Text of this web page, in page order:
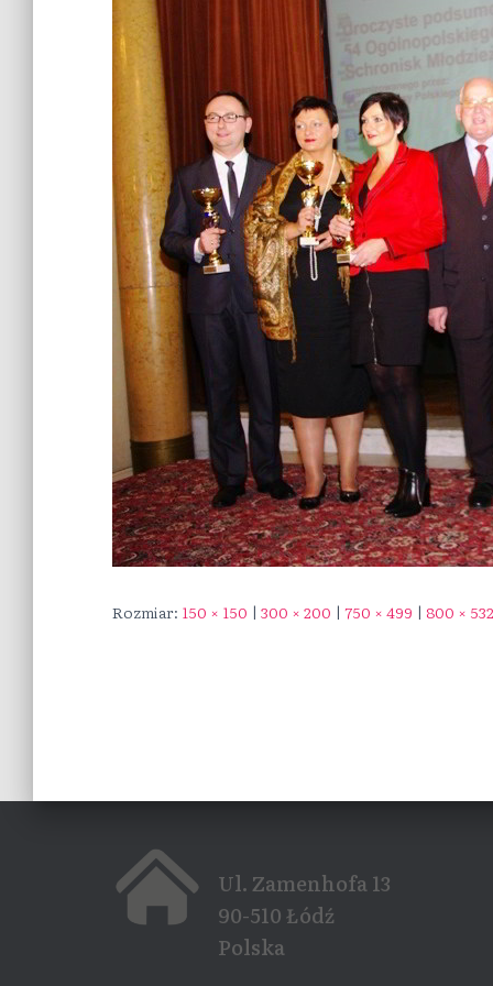
Rozmiar: 150 × 150 | 300 × 200 | 750 × 499 | 800 × 532
Ul. Zamenhofa 13
90-510 Łódź
Polska